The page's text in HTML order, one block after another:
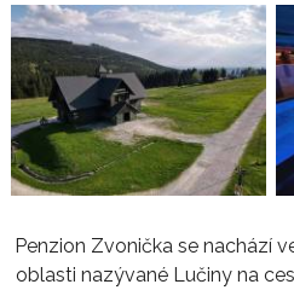
Penzion Zvonička se nachází
oblasti nazývané Lučiny na